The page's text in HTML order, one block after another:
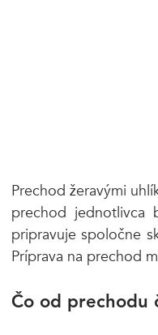
Prechod žeravými
prechod jednotlivca
pripravuje spoločne
Príprava na prechod
Čo od prechodu